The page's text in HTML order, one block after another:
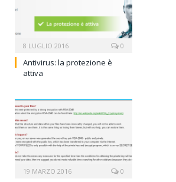
8 LUGLIO 2016 0
Antivirus: la protezione è
attiva
19 MARZO 2016 0